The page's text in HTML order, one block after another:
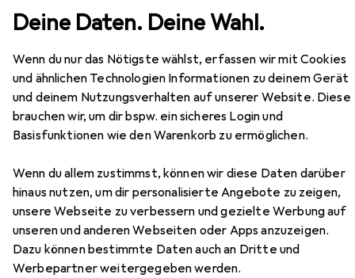
Deine Daten. Deine Wahl.
Wenn du nur das Nötigste wählst, erfassen wir mit Cookies
und ähnlichen Technologien Informationen zu deinem Gerät
und deinem Nutzungsverhalten auf unserer Website. Diese
brauchen wir, um dir bspw. ein sicheres Login und
Basisfunktionen wie den Warenkorb zu ermöglichen.
Wenn du allem zustimmst, können wir diese Daten darüber
hinaus nutzen, um dir personalisierte Angebote zu zeigen,
unsere Webseite zu verbessern und gezielte Werbung auf
unseren und anderen Webseiten oder Apps anzuzeigen.
Dazu können bestimmte Daten auch an Dritte und
Werbepartner weitergegeben werden.
Kaba Gehäuse Doppelzylinder RZ Modular Typ 2215-1
EUR
189,–
Kaba
Gehäuse Doppelzylinder RZ
Modular Typ 2215-1
Profilzylinder
Zubehör für Kaba Gehäuse
Doppelzylinder RZ Modular Typ
2215-1
Hier findest du passendes Zubehör zum Produkt Kaba